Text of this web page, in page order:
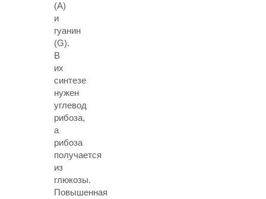
(А)
и
гуанин
(G).
В
их
синтезе
нужен
углевод
рибоза,
а
рибоза
получается
из
глюкозы.
Повышенная